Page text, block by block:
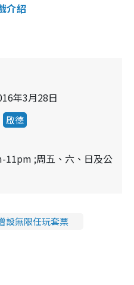
介紹
年3月28日
啟德
11pm ;周五、六、日及公
設無限任玩套票